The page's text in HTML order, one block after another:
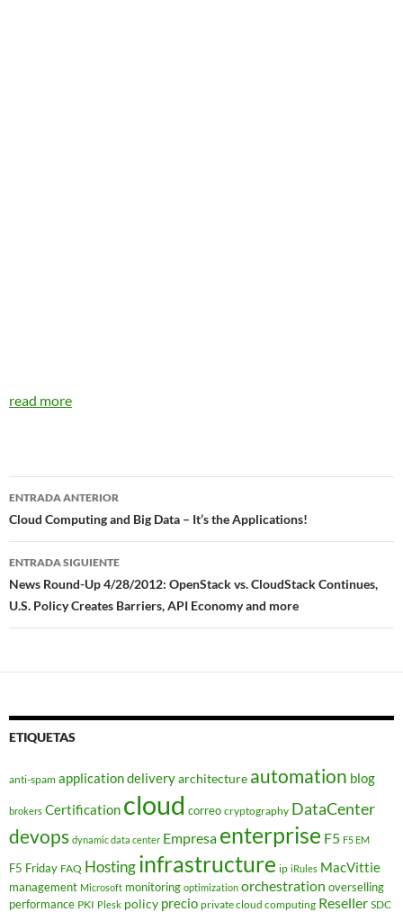
read more
Navegador
de
entradas
ENTRADA ANTERIOR
Cloud Computing and Big Data – It’s the Applications!
ENTRADA SIGUIENTE
News Round-Up 4/28/2012: OpenStack vs. CloudStack Continues,
U.S. Policy Creates Barriers, API Economy and more
ETIQUETAS
anti-spam application deliveryarchitecture automation blog
brokers Certification cloud correo cryptography DataCenter
devops dynamic data center Empresa enterprise F5 F5 EM
F5 Friday FAQ Hostinginfrastructure ip iRules MacVittie
management Microsoft monitoring optimization orchestration overselling
performance PKI Plesk policy precio private cloud computing Reseller SDC